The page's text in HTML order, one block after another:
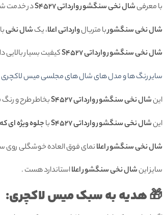
با معرفیشال نخی سنگشور وارداتی S4527
در خدمت
شال نخی سنگشوربا متریالوارداتی اعلا، یکشال نخی
شال نخی سنگشور وارداتی S4527
کیفیت بسیار بالایی
سایر رنگ ها و مدل های شال های مجلسی میس لاکچری رو
اینشال نخی سنگشور وارداتی S4527
بخاطر طرح و
اینشال نخی سنگشور وارداتی S4527 باجلوه ویژه ای
شال نخی سنگشور اعلانمای فوق العاده خوشگلی روی
سایز اینشال نخی سنگشور اعلااستاندارد هست .
🎁 هدیه به سبک میس لاکچری: